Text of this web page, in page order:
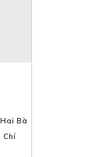
Bà
Chí